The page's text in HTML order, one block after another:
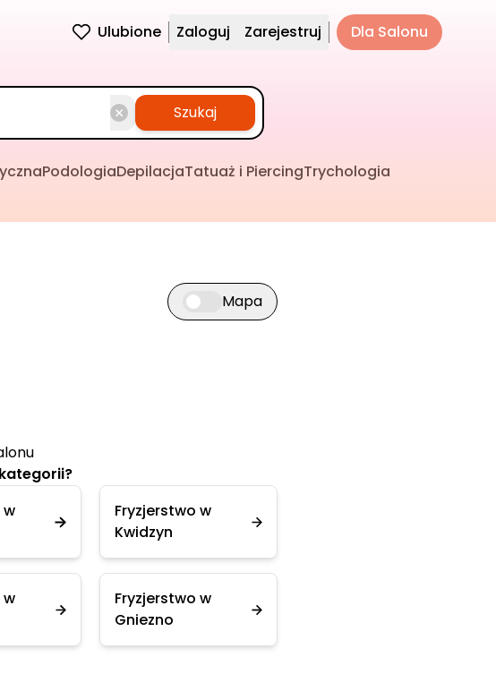
Ulubione Zaloguj Zarejestruj Dla Salonu
Szukaj
PodologiaDepilacjaTatuaż i PiercingTrychologia
Przełącz widok mapy
Mapa
w
Fryzjerstwo w
Kwidzyn
w
Fryzjerstwo w
Gniezno